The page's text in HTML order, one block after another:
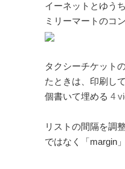
FANDERSON
FANDERSON（
Anderson Website
UFO Series Home Page
UFO Series Home
S.H.A.D.O. Research
イーネットとゆう
ミリーマートのコ
タクシーチケット
たときは、印刷し
個書いて埋める 4
リストの間隔を調
ではなく「margin」